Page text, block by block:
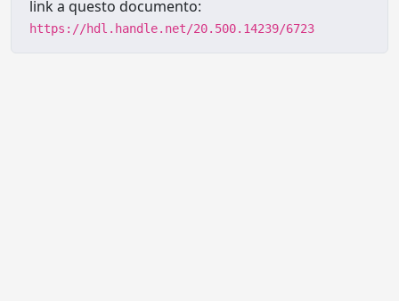
link a questo documento:
https://hdl.handle.net/20.500.14239/6723